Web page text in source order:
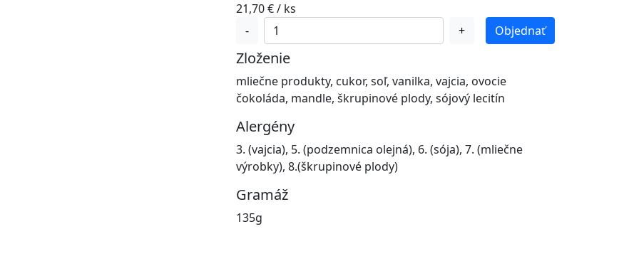
21,70€/ ks
-
množstvo
9ks
box
Superhrdinovia
+ Objednať
Zloženie
mliečne produkty, cukor, soľ, vanilka, vajcia, ovocie
čokoláda, mandle, škrupinové plody, sójový lecitín
Alergény
3. (vajcia), 5. (podzemnica olejná), 6. (sója), 7. (mliečne
výrobky), 8.(škrupinové plody)
Gramáž
135g